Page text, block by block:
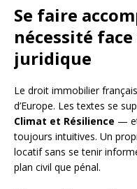
Se faire
nécessité
juridique
Le droit immobilier
d’Europe. Les textes se
Climat et Résilience —
toujours intuitives. Un
locatif sans se tenir
plan civil que pénal.